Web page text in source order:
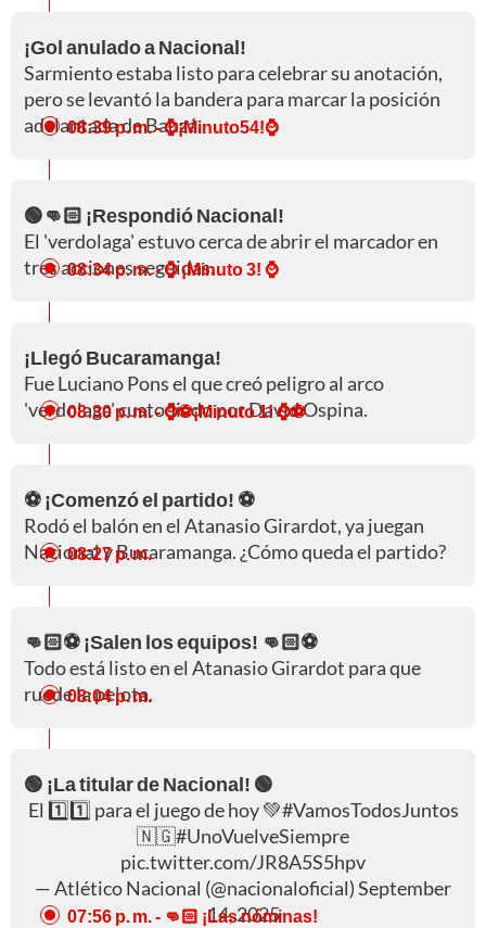
¡Gol anulado a Nacional!
Sarmiento estaba listo para celebrar su anotación,
pero se levantó la bandera para marcar la posición
adelantada de Bauzá.
08:39 p. m.- ⌚¡Minuto54!⌚
🟢👊🏻 ¡Respondió Nacional!
El 'verdolaga' estuvo cerca de abrir el marcador en
tres acciones seguidas.
08:34 p. m.- ⌚ ¡Minuto 3! ⌚
¡Llegó Bucaramanga!
Fue Luciano Pons el que creó peligro al arco
'verdolaga' custodiado por David Ospina.
08:30 p. m.- ⌚⚽¡Minuto 1! ⌚⚽
⚽ ¡Comenzó el partido! ⚽
Rodó el balón en el Atanasio Girardot, ya juegan
Nacional y Bucaramanga. ¿Cómo queda el partido?
08:27 p. m.
👊🏻⚽ ¡Salen los equipos! 👊🏻⚽
Todo está listo en el Atanasio Girardot para que
ruede la pelota.
08:04 p. m.
🟢 ¡La titular de Nacional! 🟢
El 1️⃣1️⃣ para el juego de hoy 💚#VamosTodosJuntos
🇳🇬#UnoVuelveSiempre
pic.twitter.com/JR8A5S5hpv
— Atlético Nacional (@nacionaloficial)September
14, 2025
07:56 p. m.- 👊🏻 ¡Las nóminas!